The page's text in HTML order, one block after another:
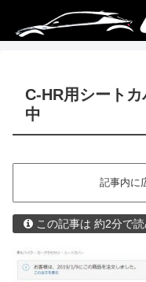
C-HR用シート
中
記事内に
この記事は 約2分で読